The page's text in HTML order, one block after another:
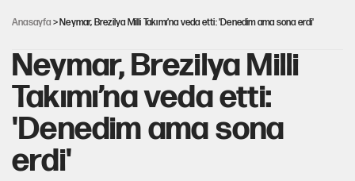
Anasayfa > Neymar, Brezilya Milli Takımı’na veda etti: 'Denedim ama sona erdi'
Neymar, Brezilya Milli
Takımı’na veda etti:
'Denedim ama sona
erdi'